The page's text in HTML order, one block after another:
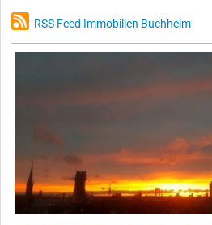
RSS Feed Immobilien Buchheim